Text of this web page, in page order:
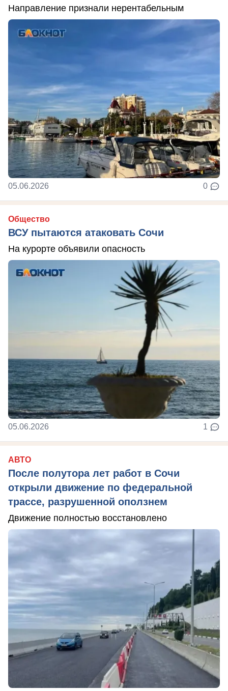
Направление признали нерентабельным
05.06.2026 0
Общество
ВСУ пытаются атаковать Сочи
На курорте объявили опасность
05.06.2026 1
АВТО
После полутора лет работ в Сочи
открыли движение по федеральной
трассе, разрушенной оползнем
Движение полностью восстановлено